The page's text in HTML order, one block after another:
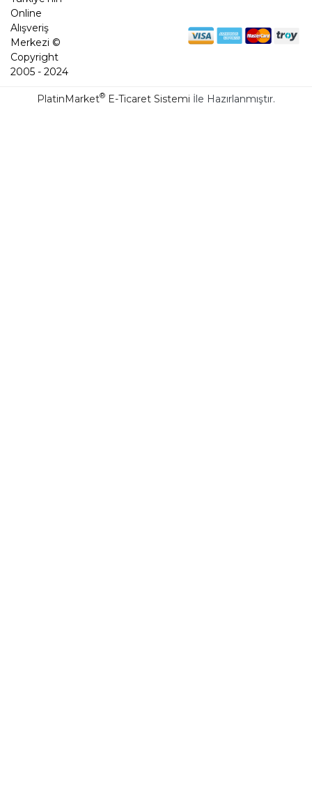
Online
Alışveriş
Merkezi ©
Copyright
2005 - 2024
PlatinMarket® E-Ticaret Sistemi İle Hazırlanmıştır.